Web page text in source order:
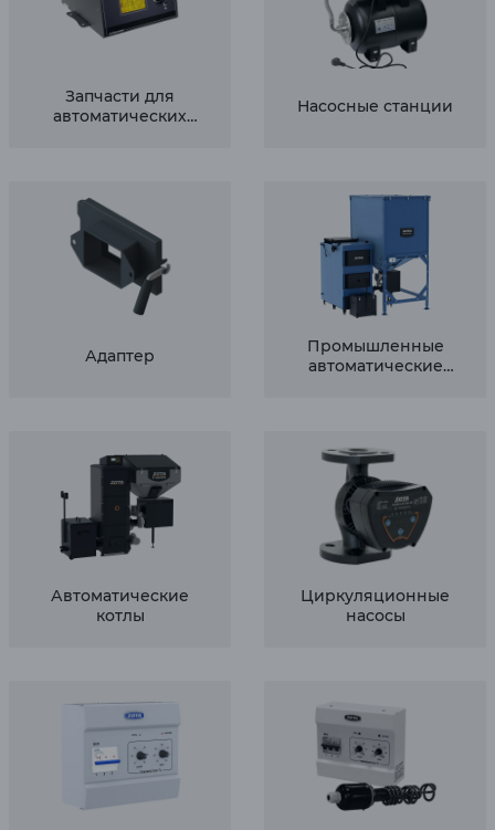
Запчасти для
автоматических
Насосные станции
Адаптер
Промышленные
автоматические
Автоматические
котлы
Циркуляционные
насосы